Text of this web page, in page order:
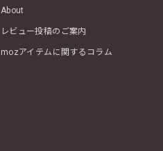
About
レビュー投稿のご案内
mozアイテムに関するコラム